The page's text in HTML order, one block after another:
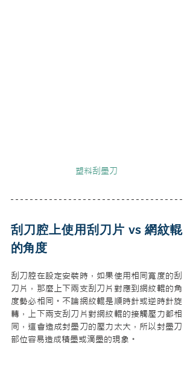
塑料刮墨刀
刮刀腔上使用刮刀片 vs 網紋輥
的角度
刮刀腔在設定安裝時，如果使用相同寬度的刮
刀片，那麼上下兩支刮刀片對應到網紋輥的角
度勢必相同。不論網紋輥是順時針或逆時針旋
轉，上下兩支刮刀片對網紋輥的接觸壓力都相
同，這會造成封墨刀的壓力太大，所以封墨刀
部位容易造成積墨或滴墨的現象。